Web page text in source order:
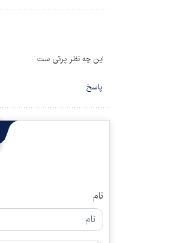
این چه نظر پرتی ست
پاسخ
نام